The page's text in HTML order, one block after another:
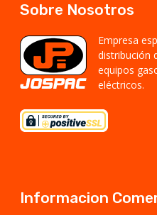
Sobre Nosotros
Empresa
distribución
equipos
eléctricos.
Informacion